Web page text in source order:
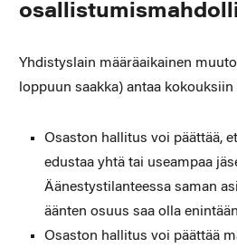
Yhdistyslain määräaikainen
loppuun saakka) antaa
Osaston hallitus voi päättää,
edustaa yhtä tai useampaa
Äänestystilanteessa saman
äänten osuus saa olla
Osaston hallitus voi päättää